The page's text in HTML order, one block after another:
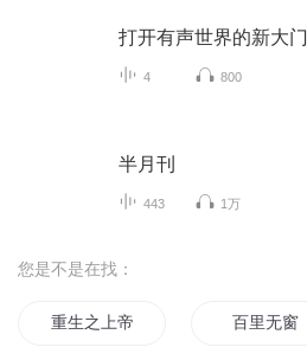
打开有声世界的新大门
4 800
半月刊
443 1万
您是不是在找：
重生之上帝请开窗 百里无窗